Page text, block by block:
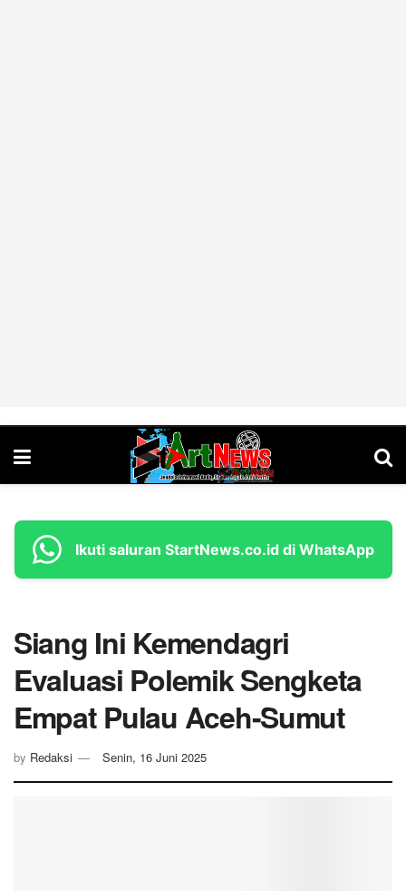
Ikuti saluran StartNews.co.id di WhatsApp
Siang Ini Kemendagri
Evaluasi Polemik Sengketa
Empat Pulau Aceh-Sumut
by Redaksi Senin, 16 Juni 2025